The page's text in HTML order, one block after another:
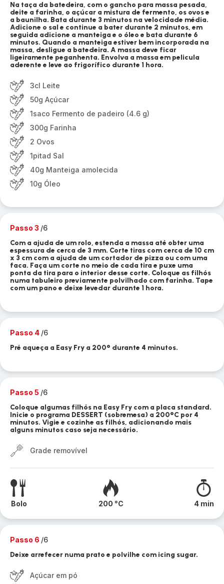
Na taça da batedeira, com o gancho para massa pesada,
deite a farinha, o açúcar a mistura de fermento, os ovos e
a baunilha. Bata durante 3 minutos na velocidade média.
Adicione o sal e continue a bater durante 2 minutos, em
seguida adicione a manteiga e o óleo e bata durante 6
minutos. Quando a manteiga estiver bem incorporada na
massa, desligue a batedeira. A massa deve ficar
ligeiramente peganhenta. Envolva a massa em pelicula
aderente e leve ao frigorífico durante 1 hora.
3cl Leite
50g Açúcar
1saco Fermento de padeiro (4.6 g)
300g Farinha
2 Ovos
1pitad Sal
40g Manteiga amolecida
10g Óleo
Passo 3 /6
Com a ajuda de um rolo, estenda a massa até obter uma
espessura de cerca de 3 mm. Corte tiras com cerca de 10 cm
x 3 cm com a ajuda de um cortador de pizza ou com uma
faca. Faça um corte no meio de cada tira e puxe uma
ponta da tira para o interior desse corte. Coloque as filhós
numa tabuleiro previamente polvilhado com farinha. Tape
com um pano e deixe levedar durante 1 hora.
Passo 4 /6
Pré aqueça a Easy Fry a 200° durante 4 minutos.
Passo 5 /6
Coloque algumas filhós na Easy Fry com a placa standard.
Inicie o programa DESSERT (sobremesa) a 200°C por 4
minutos. Vigie e cozinhe as filhós, adicionando mais
alguns minutos caso seja necessário.
Grade removível
Bolo 200 °C 4 min
Passo 6 /6
Deixe arrefecer numa prato e polvilhe com icing sugar.
Açúcar em pó